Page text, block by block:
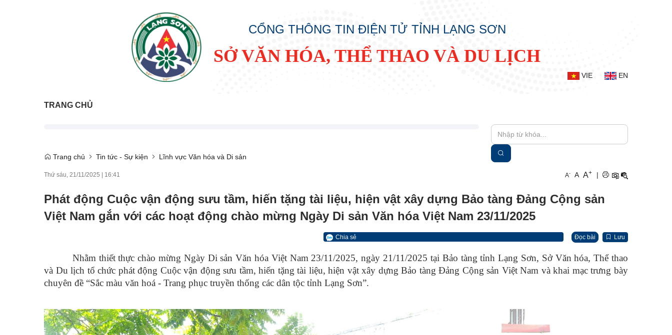
CỔNG THÔNG TIN ĐIỆN TỬ TỈNH LẠNG SƠN
SỞ VĂN HÓA, THỂ THAO VÀ DU LỊCH
VIE EN
TRANG CHỦ
Trang chủ Tin tức - Sự kiện Lĩnh vực Văn hóa và Di sản
Thứ sáu, 21/11/2025 | 16:41 A- A A+ |
Phát động Cuộc vận động sưu tầm, hiến tặng tài liệu, hiện vật xây dựng Bảo tàng Đảng Cộng sản
Việt Nam gắn với các hoạt động chào mừng Ngày Di sản Văn hóa Việt Nam 23/11/2025
Chia sẻ Đọc bài Lưu
Nhằm thiết thực chào mừng Ngày Di sản Văn hóa Việt Nam 23/11/2025, ngày 21/11/2025 tại Bảo tàng tỉnh Lạng Sơn, Sở Văn hóa, Thể thao
và Du lịch tổ chức phát động Cuộc vận động sưu tầm, hiến tặng tài liệu, hiện vật xây dựng Bảo tàng Đảng Cộng sản Việt Nam và khai mạc trưng bày
chuyên đề “Sắc màu văn hoá - Trang phục truyền thống các dân tộc tỉnh Lạng Sơn”.